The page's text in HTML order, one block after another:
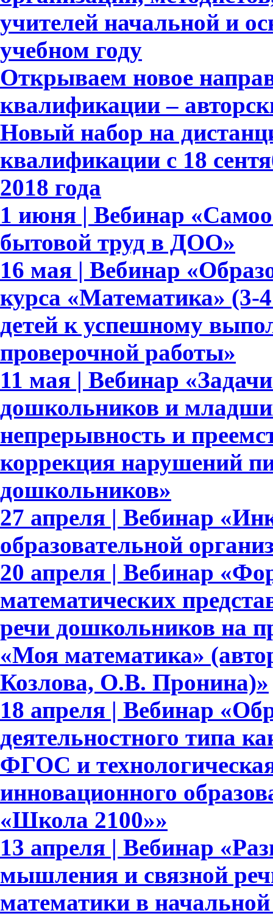
учителей начальной и
учебном году
Открываем новое
квалификации –
Новый набор на
квалификации с 18
2018 года
1 июня | Вебинар
бытовой труд в ДОО»
16 мая | Вебинар
курса «Математика» (3-
детей к успешному
проверочной работы»
11 мая | Вебинар
дошкольников и
непрерывность и
коррекция нарушений
дошкольников»
27 апреля | Вебинар
образовательной
20 апреля | Вебинар
математических
речи дошкольников на
«Моя математика»
Козлова, О.В. Пронина)»
18 апреля | Вебинар
деятельностного типа
ФГОС и
инновационного
«Школа 2100»»
13 апреля | Вебинар
мышления и связной
математики в